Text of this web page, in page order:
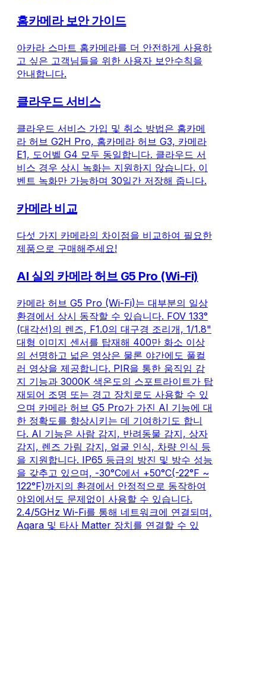
홈카메라 보안 가이드
아카라 스마트 홈카메라를 더 안전하게 사용하
고 싶은 고객님들을 위한 사용자 보안수칙을
안내합니다.
클라우드 서비스
클라우드 서비스 가입 및 취소 방법은 홈카메
라 허브 G2H Pro, 홈카메라 허브 G3, 카메라
E1, 도어벨 G4 모두 동일합니다. 클라우드 서
비스 경우 상시 녹화는 지원하지 않습니다. 이
벤트 녹화만 가능하며 30일간 저장해 줍니다.
카메라 비교
다섯 가지 카메라의 차이점을 비교하여 필요한
제품으로 구매해주세요!
AI 실외 카메라 허브 G5 Pro (Wi-Fi)
카메라 허브 G5 Pro (Wi-Fi)는 대부분의 일상
환경에서 상시 동작할 수 있습니다. FOV 133°
(대각선)의 렌즈, F1.0의 대구경 조리개, 1/1.8"
대형 이미지 센서를 탑재해 400만 화소 이상
의 선명하고 넓은 영상은 물론 야간에도 풀컬
러 영상을 제공합니다. PIR을 통한 움직임 감
지 기능과 3000K 색온도의 스포트라이트가 탑
재되어 조명 또는 경고 장치로도 사용할 수 있
으며 카메라 허브 G5 Pro가 가진 AI 기능에 대
한 정확도를 향상시키는 데 기여하기도 합니
다. AI 기능은 사람 감지, 반려동물 감지, 상자
감지, 렌즈 가림 감지, 얼굴 인식, 차량 인식 등
을 지원합니다. IP65 등급의 방진 및 방수 성능
을 갖추고 있으며, -30°C에서 +50°C(-22°F ~
122°F)까지의 환경에서 안정적으로 동작하여
야외에서도 문제없이 사용할 수 있습니다.
2.4/5GHz Wi-Fi를 통해 네트워크에 연결되며,
Aqara 및 타사 Matter 장치를 연결할 수 있